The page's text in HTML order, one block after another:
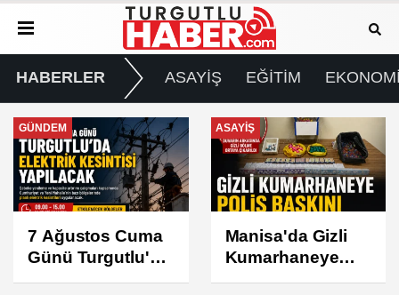
HABERLER ASAYİŞ EĞİTİM
ASAYİŞ
Manisa'da Gizli
Kumarhaneye
Polis Baskını
SPOR
Turgutlu
Belediyespor'un
Fikstürü Belli